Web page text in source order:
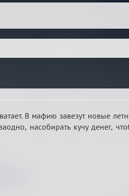
В мафию завезут новые
насобирать кучу денег,